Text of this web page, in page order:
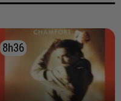
8h36
8h36